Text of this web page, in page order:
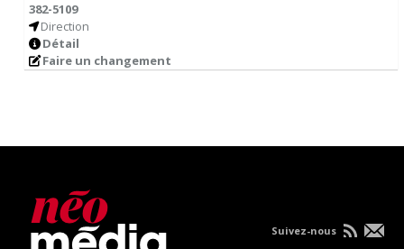
382-5109
Direction
Détail
Faire un changement
Suivez-nous